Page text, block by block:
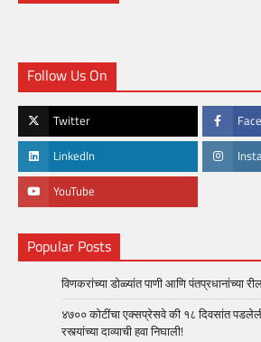
Follow Us On
Twitter
LinkedIn
YouTube
Popular Posts
विणकरांच्या डोळ्यांत पाणी आणि पंतप्रधानांच्या
४७०० कोटींचा एक्सप्रेसवे की १८ दिवसांत
रस्त्यांच्या दाव्याची हवा निघाली!